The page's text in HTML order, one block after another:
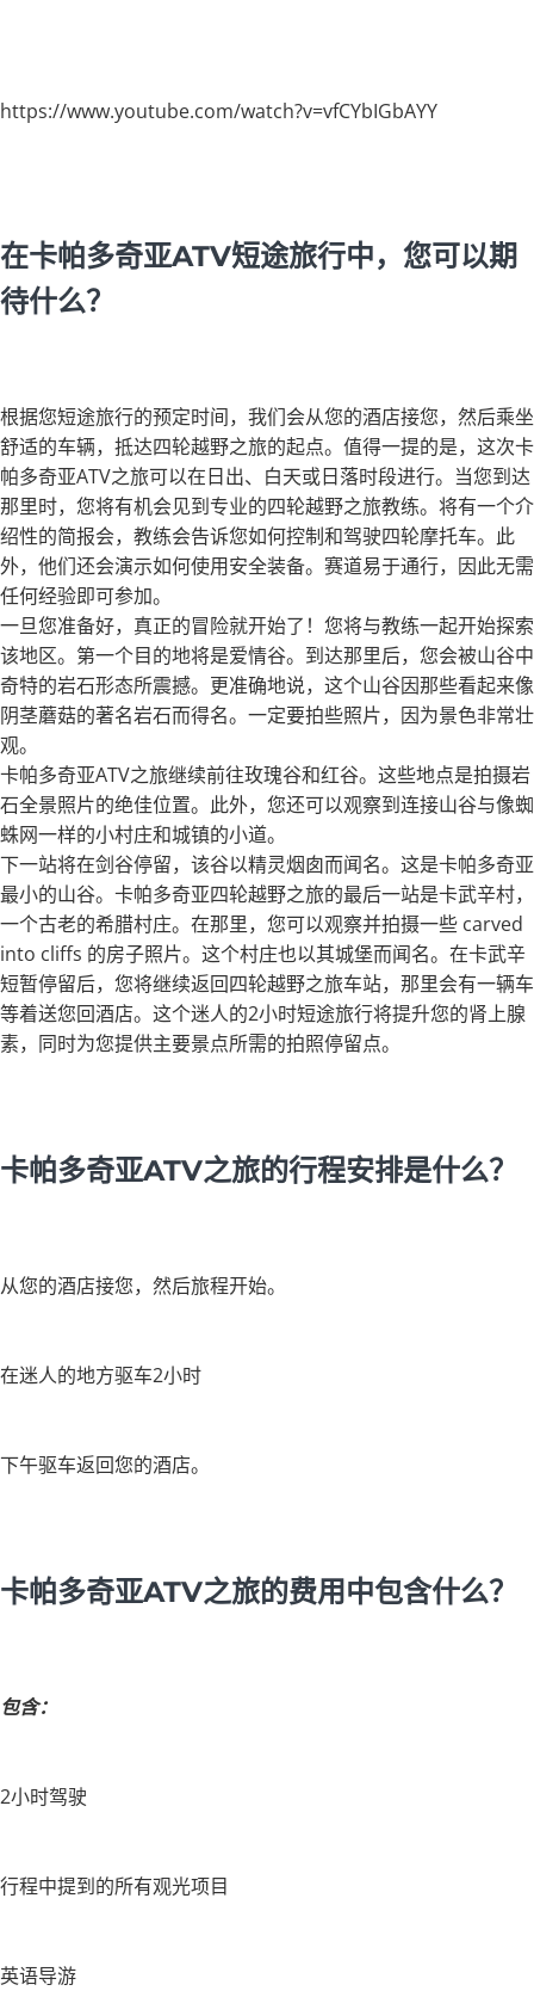
https://www.youtube.com/watch?v=vfCYbIGbAYY
在卡帕多奇亚ATV短途旅行中，您可以期
待什么？
根据您短途旅行的预定时间，我们会从您的酒店接您，然后乘坐
舒适的车辆，抵达四轮越野之旅的起点。值得一提的是，这次卡
帕多奇亚ATV之旅可以在日出、白天或日落时段进行。当您到达
那里时，您将有机会见到专业的四轮越野之旅教练。将有一个介
绍性的简报会，教练会告诉您如何控制和驾驶四轮摩托车。此
外，他们还会演示如何使用安全装备。赛道易于通行，因此无需
任何经验即可参加。
一旦您准备好，真正的冒险就开始了！您将与教练一起开始探索
该地区。第一个目的地将是爱情谷。到达那里后，您会被山谷中
奇特的岩石形态所震撼。更准确地说，这个山谷因那些看起来像
阴茎蘑菇的著名岩石而得名。一定要拍些照片，因为景色非常壮
观。
卡帕多奇亚ATV之旅继续前往玫瑰谷和红谷。这些地点是拍摄岩
石全景照片的绝佳位置。此外，您还可以观察到连接山谷与像蜘
蛛网一样的小村庄和城镇的小道。
下一站将在剑谷停留，该谷以精灵烟囱而闻名。这是卡帕多奇亚
最小的山谷。卡帕多奇亚四轮越野之旅的最后一站是卡武辛村，
一个古老的希腊村庄。在那里，您可以观察并拍摄一些 carved
into cliffs 的房子照片。这个村庄也以其城堡而闻名。在卡武辛
短暂停留后，您将继续返回四轮越野之旅车站，那里会有一辆车
等着送您回酒店。这个迷人的2小时短途旅行将提升您的肾上腺
素，同时为您提供主要景点所需的拍照停留点。
卡帕多奇亚ATV之旅的行程安排是什么？
从您的酒店接您，然后旅程开始。
在迷人的地方驱车2小时
下午驱车返回您的酒店。
卡帕多奇亚ATV之旅的费用中包含什么？
包含：
2小时驾驶
行程中提到的所有观光项目
英语导游